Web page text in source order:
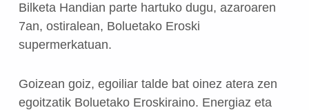
Bilketa Handian parte hartuko dugu, azaroaren
7an, ostiralean, Boluetako Eroski
supermerkatuan.
Goizean goiz, egoiliar talde bat oinez atera zen
egoitzatik Boluetako Eroskiraino. Energiaz eta